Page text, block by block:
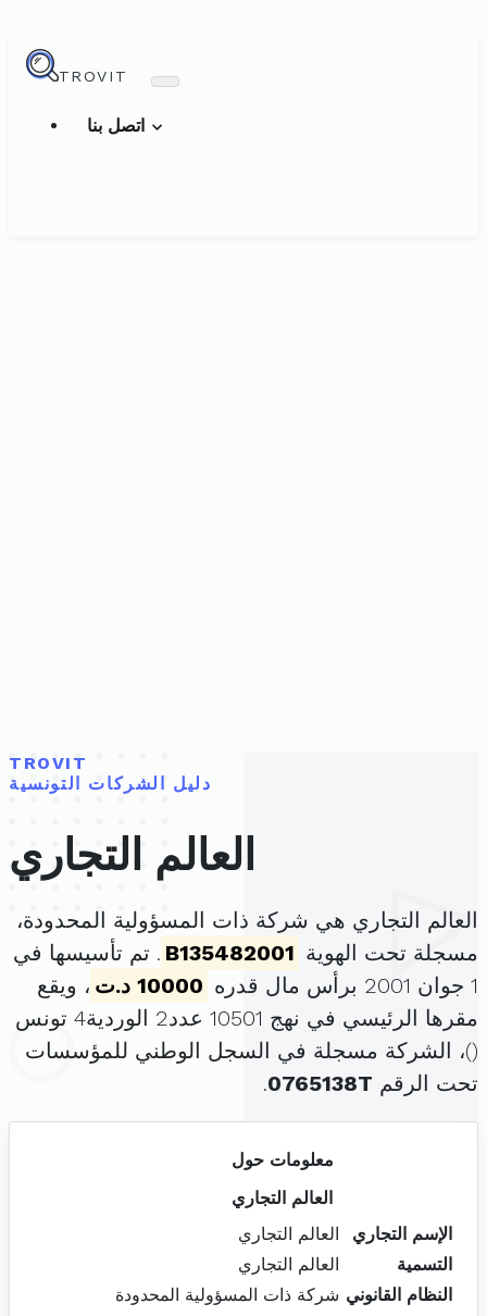
TROVIT
TROVIT
دليل الشركات التونسية
العالم التجاري
العالم التجاري هي شركة ذات المسؤولية المحدودة،
مسجلة تحت الهوية B135482001 . تم تأسيسها في
1 جوان 2001 برأس مال قدره
10000 د.ت
، ويقع
مقرها الرئيسي في نهج 10501 عدد2 الوردية4 تونس
()، الشركة مسجلة في السجل الوطني للمؤسسات
تحت الرقم 0765138T
.
معلومات حول
العالم التجاري
الإسم التجاري
العالم التجاري
التسمية
العالم التجاري
النظام القانوني شركة ذات المسؤولية المحدودة